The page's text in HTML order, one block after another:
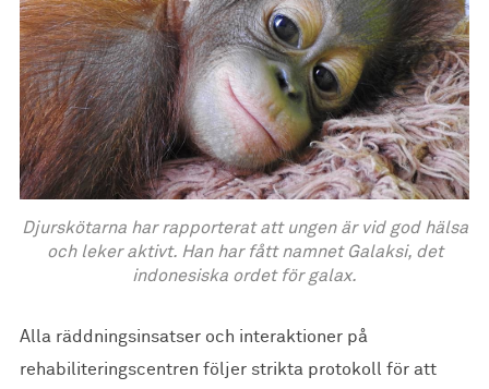
Djurskötarna har rapporterat att ungen är vid god hälsa
och leker aktivt. Han har fått namnet Galaksi, det
indonesiska ordet för galax.
Alla räddningsinsatser och interaktioner på
rehabiliteringscentren följer strikta protokoll för att